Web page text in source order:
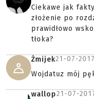
Ciekawe jak
złożenie po
prawidłowo
tłoka?
Żmijek21-07-
Wojdatuz mój
wallop21-07-